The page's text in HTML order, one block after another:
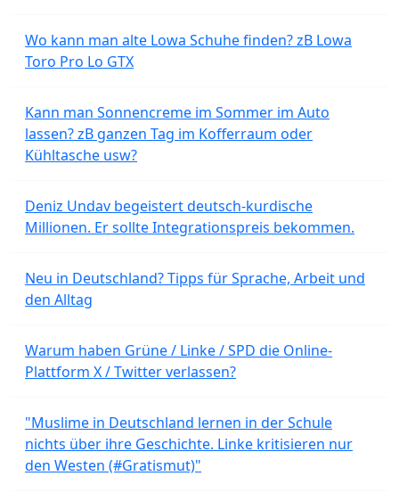
Wo kann man alte Lowa Schuhe finden? zB Lowa
Toro Pro Lo GTX
Kann man Sonnencreme im Sommer im Auto
lassen? zB ganzen Tag im Kofferraum oder
Kühltasche usw?
Deniz Undav begeistert deutsch-kurdische
Millionen. Er sollte Integrationspreis bekommen.
Neu in Deutschland? Tipps für Sprache, Arbeit und
den Alltag
Warum haben Grüne / Linke / SPD die Online-
Plattform X / Twitter verlassen?
"Muslime in Deutschland lernen in der Schule
nichts über ihre Geschichte. Linke kritisieren nur
den Westen (#Gratismut)"